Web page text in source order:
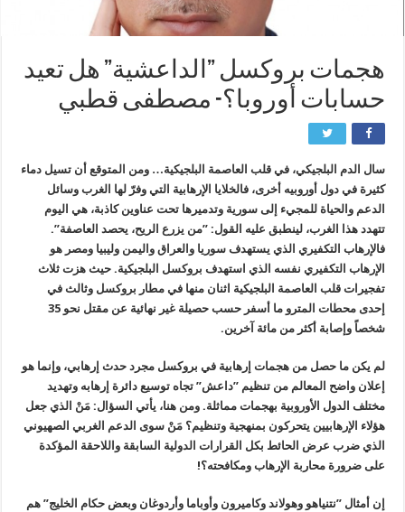
هجمات بروكسل ”الداعشية” هل تعيد
حسابات أوروبا؟- مصطفى قطبي
سال الدم البلجيكي، في قلب العاصمة البلجيكية… ومن المتوقع أن تسيل دماء
كثيرة في دول أوروبيه أخرى، فالخلايا الإرهابية التي وفرّ لها الغرب وسائل
الدعم والحياة للمجيء إلى سورية وتدميرها تحت عناوين كاذبة، هي اليوم
تتهدد هذا الغرب، لينطبق عليه القول:‏ ”من يزرع الريح، يحصد العاصفة”.
فالإرهاب التكفيري الذي يستهدف سوريا والعراق واليمن وليبيا ومصر هو
الإرهاب التكفيري نفسه الذي استهدف بروكسل البلجيكية. حيث هزت ثلاث
تفجيرات قلب العاصمة البلجيكية اثنان منها في مطار بروكسل وثالث في
إحدى محطات المترو ما أسفر حسب حصيلة غير نهائية عن مقتل نحو 35
شخصاً وإصابة أكثر من مائة آخرين.
لم يكن ما حصل من هجمات إرهابية في بروكسل مجرد حدث إرهابي، وإنما هو
إعلان واضح المعالم من تنظيم ”داعش” تجاه توسيع دائرة إرهابه وتهديد
مختلف الدول الأوروبية بهجمات مماثلة. ومن هنا، يأتي السؤال: مَنْ الذي جعل
هؤلاء الإرهابيين يتحركون بمنهجية وتنظيم؟ مَنْ سوى الدعم الغربي الصهيوني
الذي ضرب عرض الحائط بكل القرارات الدولية السابقة واللاحقة المؤكدة
على ضرورة محاربة الإرهاب ومكافحته؟!
إن أمثال ”نتنياهو وهولاند وكاميرون وأوباما وأردوغان وبعض حكام الخليج” هم